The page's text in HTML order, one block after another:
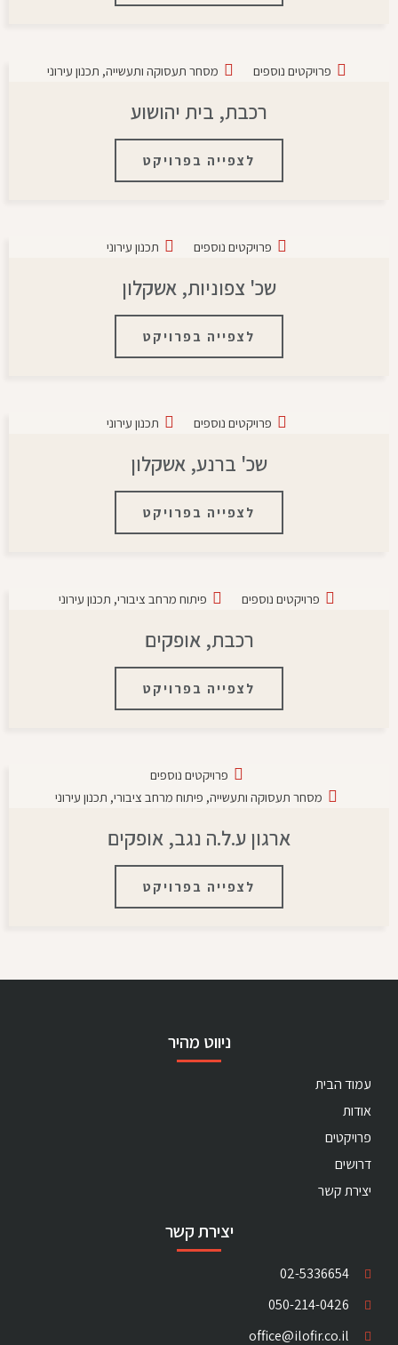
פרויקטים נוספים מסחר תעסוקה ותעשייה, תכנון עירוני
רכבת, בית יהושוע
לצפייה בפרויקט
פרויקטים נוספים תכנון עירוני
שכ' צפוניות, אשקלון
לצפייה בפרויקט
פרויקטים נוספים תכנון עירוני
שכ' ברנע, אשקלון
לצפייה בפרויקט
פרויקטים נוספים פיתוח מרחב ציבורי, תכנון עירוני
רכבת, אופקים
לצפייה בפרויקט
פרויקטים נוספים
מסחר תעסוקה ותעשייה, פיתוח מרחב ציבורי, תכנון עירוני
ארגון ע.ל.ה נגב, אופקים
לצפייה בפרויקט
ניווט מהיר
עמוד הבית
אודות
פרויקטים
דרושים
יצירת קשר
יצירת קשר
02-5336654
050-214-0426
office@ilofir.co.il